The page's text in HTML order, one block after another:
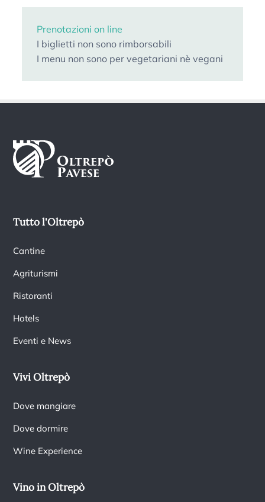
Prenotazioni on line
I biglietti non sono rimborsabili
I menu non sono per vegetariani nè vegani
Tutto l'Oltrepò
Cantine
Agriturismi
Ristoranti
Hotels
Eventi e News
Vivi Oltrepò
Dove mangiare
Dove dormire
Wine Experience
Vino in Oltrepò